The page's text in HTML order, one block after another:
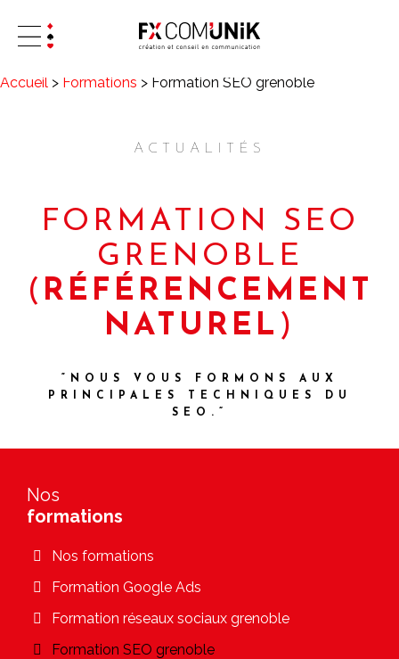
Accueil > Formations > Formation SEO grenoble
ACTUALITÉS
FORMATION SEO
GRENOBLE
( RÉFÉRENCEMENT
NATUREL )
“NOUS VOUS FORMONS AUX
PRINCIPALES TECHNIQUES DU
SEO.”
Nos
formations
Nos formations
Formation Google Ads
Formation réseaux sociaux grenoble
Formation SEO grenoble